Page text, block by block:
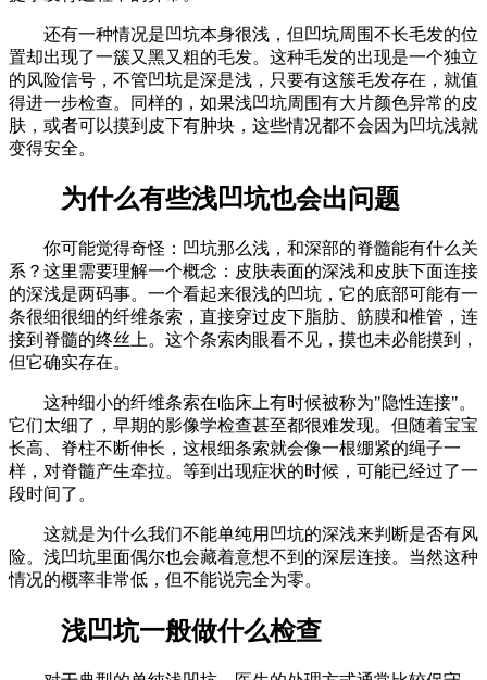
还有一种情况是凹坑本身很浅，但凹坑周围不长毛发的位
置却出现了一簇又黑又粗的毛发。这种毛发的出现是一个独立
的风险信号，不管凹坑是深是浅，只要有这簇毛发存在，就值
得进一步检查。同样的，如果浅凹坑周围有大片颜色异常的皮
肤，或者可以摸到皮下有肿块，这些情况都不会因为凹坑浅就
变得安全。
为什么有些浅凹坑也会出问题
你可能觉得奇怪：凹坑那么浅，和深部的脊髓能有什么关
系？这里需要理解一个概念：皮肤表面的深浅和皮肤下面连接
的深浅是两码事。一个看起来很浅的凹坑，它的底部可能有一
条很细很细的纤维条索，直接穿过皮下脂肪、筋膜和椎管，连
接到脊髓的终丝上。这个条索肉眼看不见，摸也未必能摸到，
但它确实存在。
这种细小的纤维条索在临床上有时候被称为"隐性连接"。
它们太细了，早期的影像学检查甚至都很难发现。但随着宝宝
长高、脊柱不断伸长，这根细条索就会像一根绷紧的绳子一
样，对脊髓产生牵拉。等到出现症状的时候，可能已经过了一
段时间了。
这就是为什么我们不能单纯用凹坑的深浅来判断是否有风
险。浅凹坑里面偶尔也会藏着意想不到的深层连接。当然这种
情况的概率非常低，但不能说完全为零。
浅凹坑一般做什么检查